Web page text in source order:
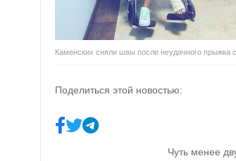
Каменских сняли швы после неудачного прыжка
Поделиться этой новостью:
Чуть менее